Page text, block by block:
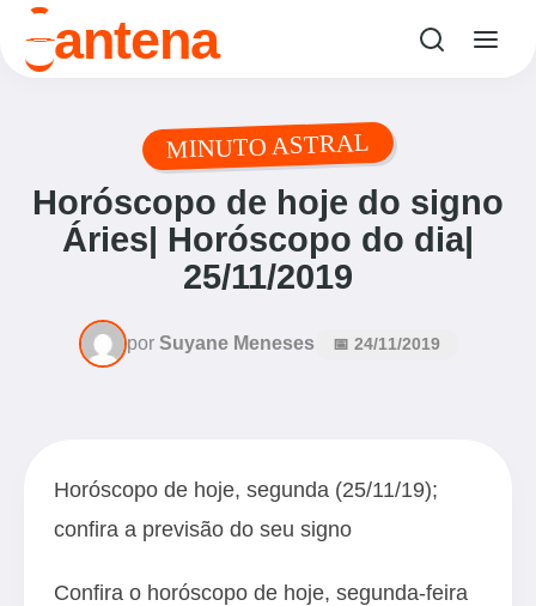
oantena
MINUTO ASTRAL
Horóscopo de hoje do signo
Áries| Horóscopo do dia|
25/11/2019
por Suyane Meneses 📅 24/11/2019
Horóscopo de hoje, segunda (25/11/19);
confira a previsão do seu signo
Confira o horóscopo de hoje, segunda-feira